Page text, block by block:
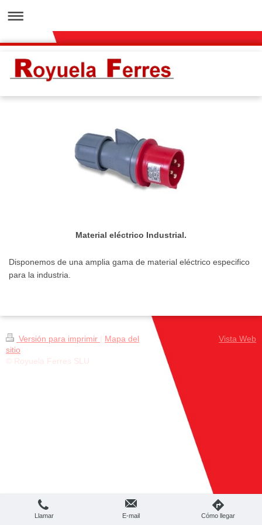
Material eléctrico Industrial.
Disponemos de una amplia gama de material eléctrico especifico
para la industria.
Versión para imprimir
Mapa del
sitio
© Royuela Ferres SLU
Vista Web
Llamar E-mail Cómo llegar